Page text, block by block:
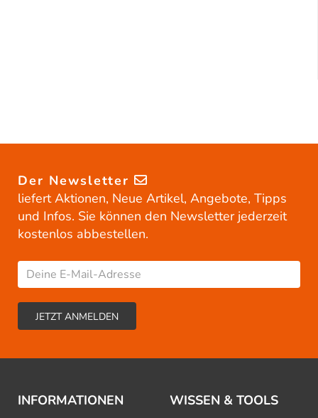
Der Newsletter
liefert Aktionen, Neue Artikel, Angebote, Tipps
und Infos. Sie können den Newsletter jederzeit
kostenlos abbestellen.
INFORMATIONEN WISSEN & TOOLS